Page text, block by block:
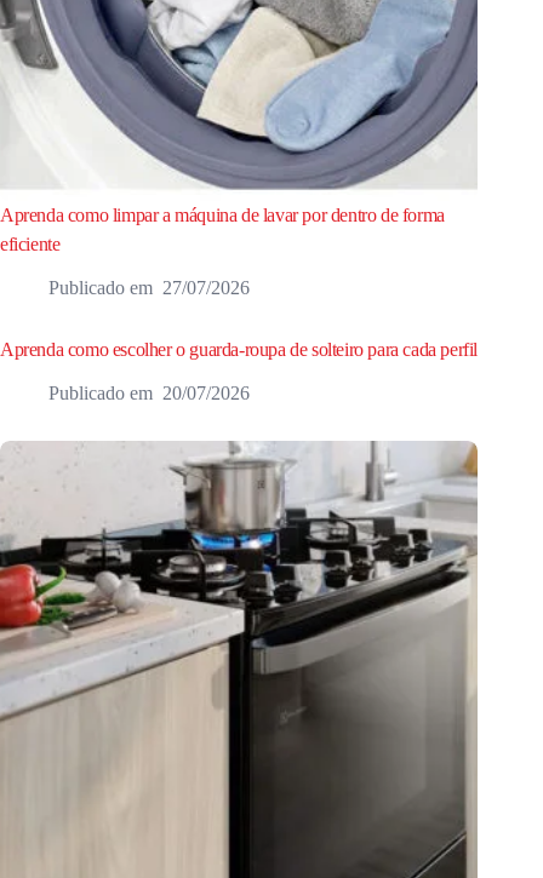
Aprenda como limpar a máquina de lavar por dentro de forma
eficiente
27/07/2026
Aprenda como escolher o guarda-roupa de solteiro para cada perfil
20/07/2026